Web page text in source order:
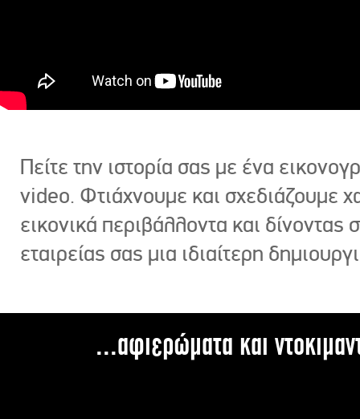
Πείτε την ιστορία σας με ένα
video. Φτιάχνουμε και σχεδιάζουμε
εικονικά περιβάλλοντα και δίνοντας
εταιρείας σας μια ιδιαίτερη
...αφιερώματα και